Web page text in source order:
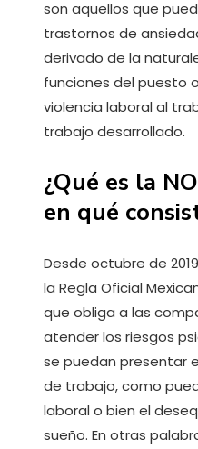
son aquellos que
trastornos de
derivado de la
funciones del puesto
violencia laboral al
trabajo desarrollado.
¿Qué es la
en qué
Desde octubre de
la Regla Oficial
que obliga a las
atender los riesgos
se puedan presentar
de trabajo, como
laboral o bien el
sueño. En otras